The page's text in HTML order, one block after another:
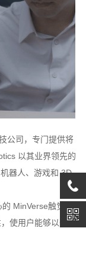
公司，专门提供将
以其业界领先的
器人、游戏和 3D
MinVerse触觉鼠
使用户能够以无与